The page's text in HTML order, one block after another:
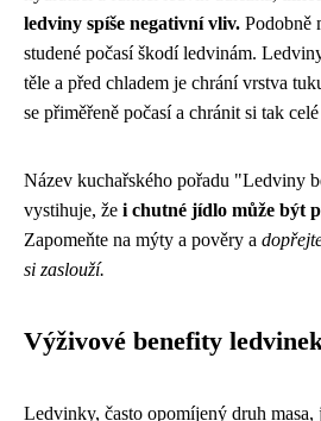
ledviny spíše negativní vliv. Podobně
studené počasí škodí ledvinám.
těle a před chladem je chrání vrstva
se přiměřeně počasí a chránit si tak
Název kuchařského pořadu "Ledviny
vystihuje, že i chutné jídlo může být
Zapomeňte na mýty a pověry a
si zaslouží.
Výživové benefity
Ledvinky, často opomíjený druh masa,